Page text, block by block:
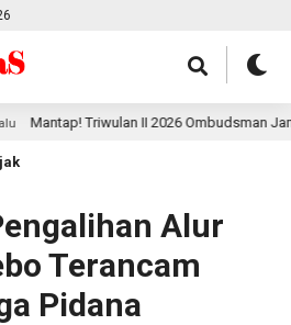
Triwulan II 2026 Ombudsman Jambi
Alur
Terancam
Pidana